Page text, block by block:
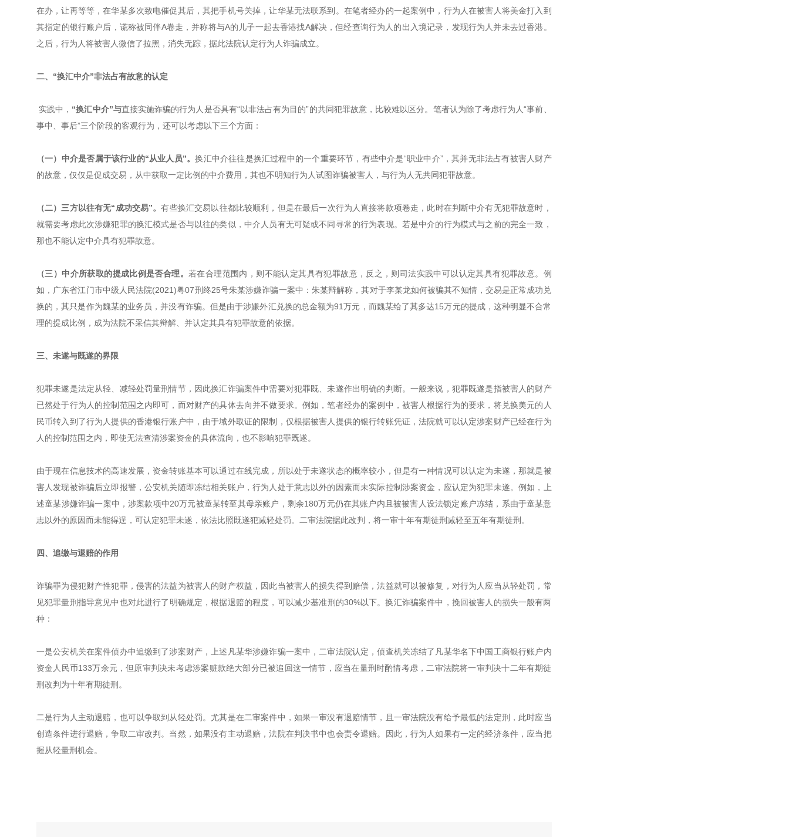
在办，让再等等，在华某多次致电催促其后，其把手机号关掉，让华某无法联系到。在笔者经办的一起案例中，行为人在被害人将美金打入到
其指定的银行账户后，谎称被同伴A卷走，并称将与A的儿子一起去香港找A解决，但经查询行为人的出入境记录，发现行为人并未去过香港。
之后，行为人将被害人微信了拉黑，消失无踪，据此法院认定行为人诈骗成立。
二、“换汇中介”非法占有故意的认定
实践中， “换汇中介”与直接实施诈骗的行为人是否具有“以非法占有为目的”的共同犯罪故意，比较难以区分。笔者认为除了考虑行为人“事前、
事中、事后”三个阶段的客观行为，还可以考虑以下三个方面：
（一）中介是否属于该行业的“从业人员”。换汇中介往往是换汇过程中的一个重要环节，有些中介是“职业中介”，其并无非法占有被害人财产
的故意，仅仅是促成交易，从中获取一定比例的中介费用，其也不明知行为人试图诈骗被害人，与行为人无共同犯罪故意。
（二）三方以往有无“成功交易”。有些换汇交易以往都比较顺利，但是在最后一次行为人直接将款项卷走，此时在判断中介有无犯罪故意时，
就需要考虑此次涉嫌犯罪的换汇模式是否与以往的类似，中介人员有无可疑或不同寻常的行为表现。若是中介的行为模式与之前的完全一致，
那也不能认定中介具有犯罪故意。
（三）中介所获取的提成比例是否合理。若在合理范围内，则不能认定其具有犯罪故意，反之，则司法实践中可以认定其具有犯罪故意。例
如，广东省江门市中级人民法院(2021)粤07刑终25号朱某涉嫌诈骗一案中：朱某辩解称，其对于李某龙如何被骗其不知情，交易是正常成功兑
换的，其只是作为魏某的业务员，并没有诈骗。但是由于涉嫌外汇兑换的总金额为91万元，而魏某给了其多达15万元的提成，这种明显不合常
理的提成比例，成为法院不采信其辩解、并认定其具有犯罪故意的依据。
三、未遂与既遂的界限
犯罪未遂是法定从轻、减轻处罚量刑情节，因此换汇诈骗案件中需要对犯罪既、未遂作出明确的判断。一般来说，犯罪既遂是指被害人的财产
已然处于行为人的控制范围之内即可，而对财产的具体去向并不做要求。例如，笔者经办的案例中，被害人根据行为的要求，将兑换美元的人
民币转入到了行为人提供的香港银行账户中，由于域外取证的限制，仅根据被害人提供的银行转账凭证，法院就可以认定涉案财产已经在行为
人的控制范围之内，即使无法查清涉案资金的具体流向，也不影响犯罪既遂。
由于现在信息技术的高速发展，资金转账基本可以通过在线完成，所以处于未遂状态的概率较小，但是有一种情况可以认定为未遂，那就是被
害人发现被诈骗后立即报警，公安机关随即冻结相关账户，行为人处于意志以外的因素而未实际控制涉案资金，应认定为犯罪未遂。例如，上
述童某涉嫌诈骗一案中，涉案款项中20万元被童某转至其母亲账户，剩余180万元仍在其账户内且被被害人设法锁定账户冻结，系由于童某意
志以外的原因而未能得逞，可认定犯罪未遂，依法比照既遂犯减轻处罚。二审法院据此改判，将一审十年有期徒刑减轻至五年有期徒刑。
四、追缴与退赔的作用
诈骗罪为侵犯财产性犯罪，侵害的法益为被害人的财产权益，因此当被害人的损失得到赔偿，法益就可以被修复，对行为人应当从轻处罚，常
见犯罪量刑指导意见中也对此进行了明确规定，根据退赔的程度，可以减少基准刑的30%以下。换汇诈骗案件中，挽回被害人的损失一般有两
种：
一是公安机关在案件侦办中追缴到了涉案财产，上述凡某华涉嫌诈骗一案中，二审法院认定，侦查机关冻结了凡某华名下中国工商银行账户内
资金人民币133万余元，但原审判决未考虑涉案赃款绝大部分已被追回这一情节，应当在量刑时酌情考虑，二审法院将一审判决十二年有期徒
刑改判为十年有期徒刑。
二是行为人主动退赔，也可以争取到从轻处罚。尤其是在二审案件中，如果一审没有退赔情节，且一审法院没有给予最低的法定刑，此时应当
创造条件进行退赔，争取二审改判。当然，如果没有主动退赔，法院在判决书中也会责令退赔。因此，行为人如果有一定的经济条件，应当把
握从轻量刑机会。